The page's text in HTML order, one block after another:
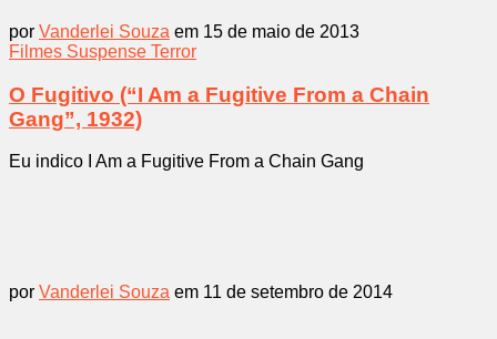
por Vanderlei Souza em 15 de maio de 2013
Filmes Suspense Terror
O Fugitivo (“I Am a Fugitive From a Chain
Gang”, 1932)
Eu indico I Am a Fugitive From a Chain Gang
por Vanderlei Souza em 11 de setembro de 2014